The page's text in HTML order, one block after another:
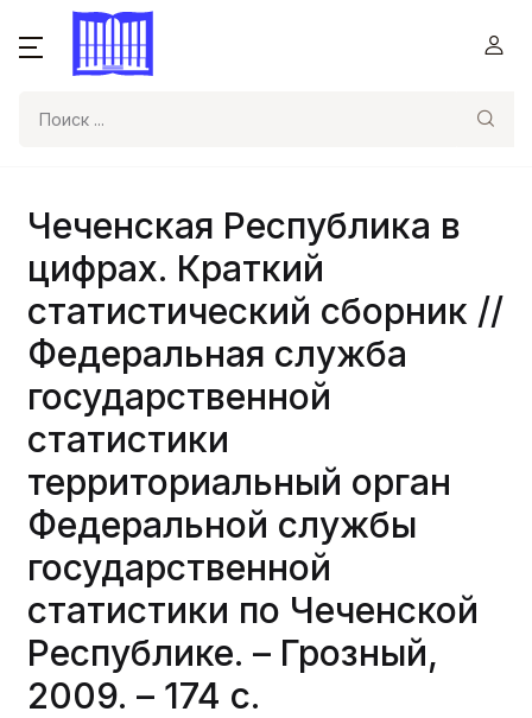
Чеченская Республика в
цифрах. Краткий
статистический сборник //
Федеральная служба
государственной
статистики
территориальный орган
Федеральной службы
государственной
статистики по Чеченской
Республике. – Грозный,
2009. – 174 с.